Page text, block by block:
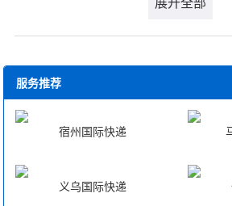
您的个人国际快递申报价值如果超出
限额，是会产生相应关税的。2.产生
人承担相应关税的，具体关税的收取
相同，比如英国是直接寄送税单给收
纳相应关税；新西兰则发送邮件给收
了限额会产生关税，那么有没有办法
呢？ 这个实际上是有的，比如填写
服务推荐
宿州国际快递
义乌国际快递